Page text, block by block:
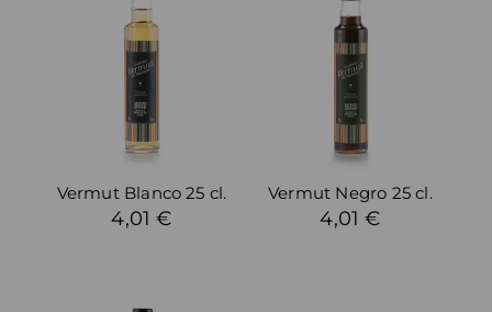
Vermut Blanco 25 cl.
4,01 €
Vermut Negro 25 cl.
4,01 €